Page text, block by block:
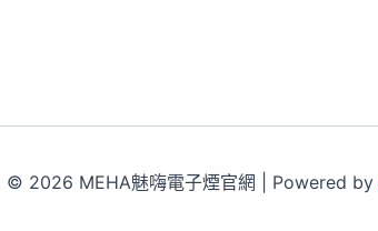
2026 MEHA魅嗨電子煙官網 | Powered by